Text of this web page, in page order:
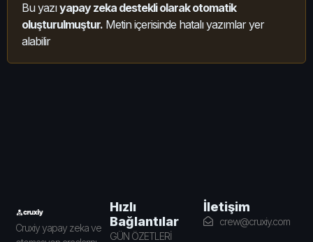
Bu yazıyapay zeka destekli olarak otomatik
oluşturulmuştur. Metin içerisinde hatalı yazımlar yer
alabilir
Cruxiy yapay zeka ve
Hızlı
Bağlantılar
GÜN ÖZETLERİ
İletişim
crew@cruxiy.com